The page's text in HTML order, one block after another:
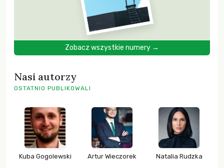
Zobacz wszystkie numery →
Nasi autorzy
OSTATNIO PUBLIKOWALI
Kuba Gogolewski Artur Wieczorek Natalia Rudzka